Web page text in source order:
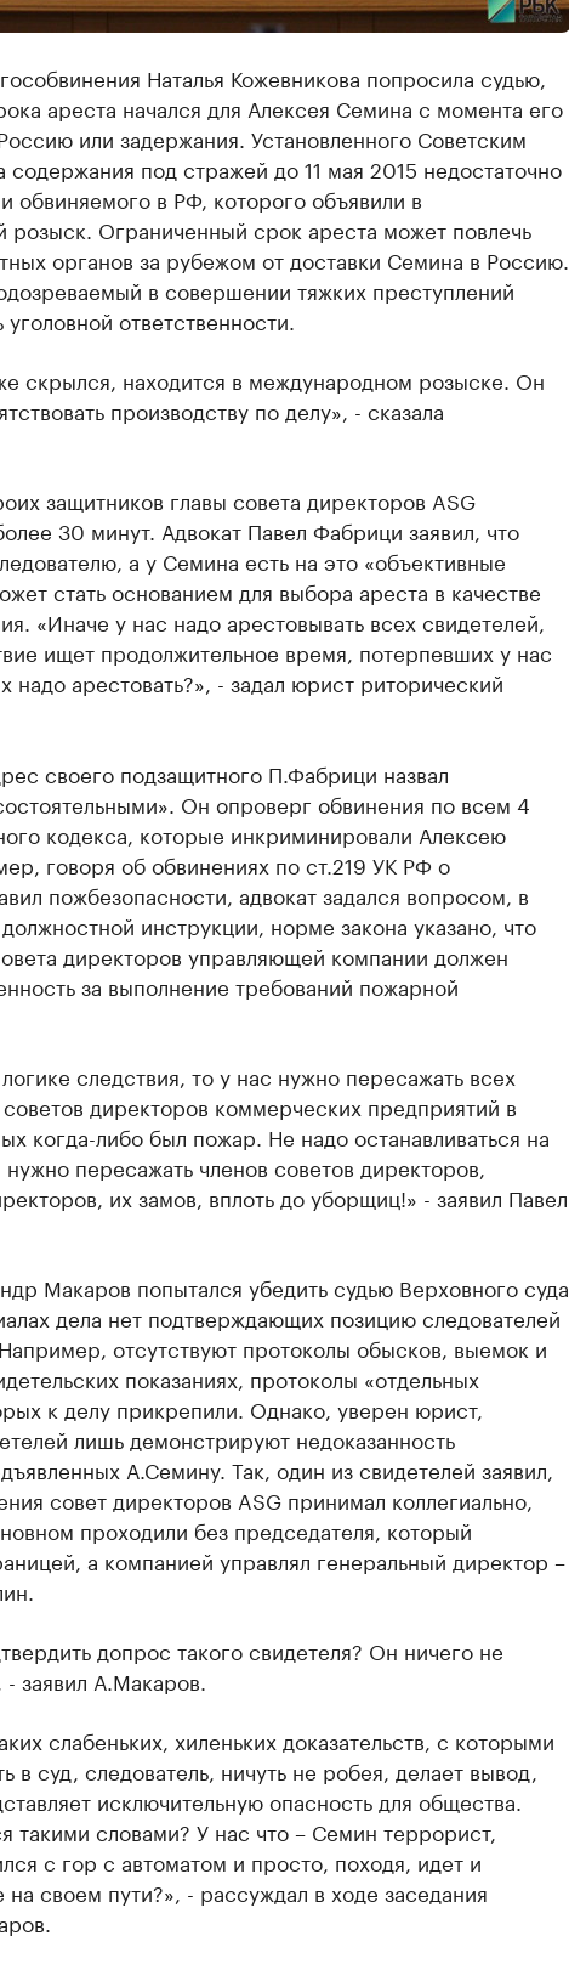
Наталья Кожевникова попросила судью,
ареста начался для Алексея Семина с момента его
или задержания. Установленного Советским
содержания под стражей до 11 мая 2015 недостаточно
обвиняемого в РФ, которого объявили в
Ограниченный срок ареста может повлечь
органов за рубежом от доставки Семина в Россию.
в совершении тяжких преступлений
ответственности.
скрылся, находится в международном розыске. Он
производству по делу», - сказала
защитников главы совета директоров ASG
30 минут. Адвокат Павел Фабрици заявил, что
а у Семина есть на это «объективные
стать основанием для выбора ареста в качестве
«Иначе у нас надо арестовывать всех свидетелей,
ищет продолжительное время, потерпевших у нас
надо арестовать?», - задал юрист риторический
своего подзащитного П.Фабрици назвал
Он опроверг обвинения по всем 4
кодекса, которые инкриминировали Алексею
говоря об обвинениях по ст.219 УК РФ о
пожбезопасности, адвокат задался вопросом, в
инструкции, норме закона указано, что
директоров управляющей компании должен
за выполнение требований пожарной
следствия, то у нас нужно пересажать всех
директоров коммерческих предприятий в
когда-либо был пожар. Не надо останавливаться на
пересажать членов советов директоров,
их замов, вплоть до уборщиц!» - заявил Павел
Макаров попытался убедить судью Верховного суда
дела нет подтверждающих позицию следователей
Например, отсутствуют протоколы обысков, выемок и
показаниях, протоколы «отдельных
к делу прикрепили. Однако, уверен юрист,
лишь демонстрируют недоказанность
А.Семину. Так, один из свидетелей заявил,
совет директоров ASG принимал коллегиально,
проходили без председателя, который
а компанией управлял генеральный директор –
допрос такого свидетеля? Он ничего не
заявил А.Макаров.
слабеньких, хиленьких доказательств, с которыми
в суд, следователь, ничуть не робея, делает вывод,
исключительную опасность для общества.
такими словами? У нас что – Семин террорист,
с гор с автоматом и просто, походя, идет и
на своем пути?», - рассуждал в ходе заседания